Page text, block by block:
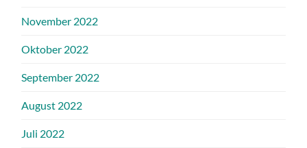
November 2022
Oktober 2022
September 2022
August 2022
Juli 2022